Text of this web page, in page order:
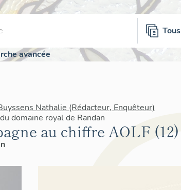
Tous
avancée
Nathalie (Rédacteur, Enquêteur)
domaine royal de Randan
au chiffre AOLF (12)